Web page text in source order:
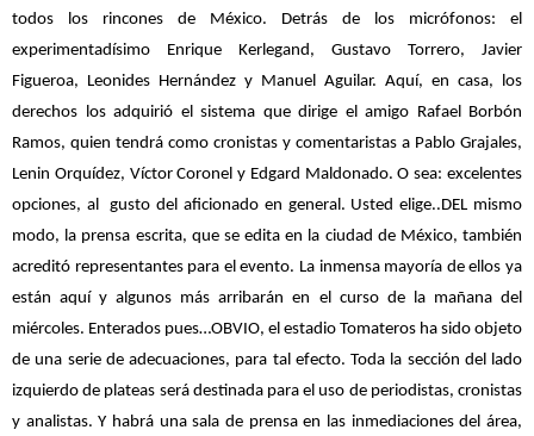
todos los rincones de México. Detrás de los micrófonos: el
experimentadísimo Enrique Kerlegand, Gustavo Torrero, Javier
Figueroa, Leonides Hernández y Manuel Aguilar. Aquí, en casa, los
derechos los adquirió el sistema que dirige el amigo Rafael Borbón
Ramos, quien tendrá como cronistas y comentaristas a Pablo Grajales,
Lenin Orquídez, Víctor Coronel y Edgard Maldonado. O sea: excelentes
opciones, al
gusto del aficionado en general. Usted elige..DEL mismo
modo, la prensa escrita, que se edita en la ciudad de México, también
acreditó representantes para el evento. La inmensa mayoría de ellos ya
están aquí y algunos más arribarán en el curso de la mañana del
miércoles. Enterados pues…OBVIO, el estadio Tomateros ha sido objeto
de una serie de adecuaciones, para tal efecto. Toda la sección del lado
izquierdo de plateas será destinada para el uso de periodistas, cronistas
y analistas. Y habrá una sala de prensa en las inmediaciones del área,